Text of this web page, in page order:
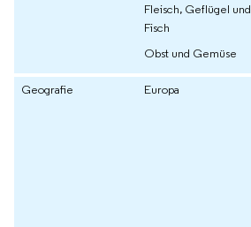
Fleisch, Geflügel und
Fisch
Obst und Gemüse
Geografie Europa